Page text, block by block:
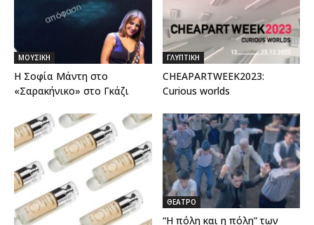
ΜΟΥΣΙΚΗ
Η Σοφία Μάντη στο
«Σαρακήνικο» στο Γκάζι
ΓΛΥΠΤΙΚΗ
CHEAPARTWEEK2023:
Curious worlds
ΘΕΑΤΡΟ
“Η πόλη και η πόλη” των